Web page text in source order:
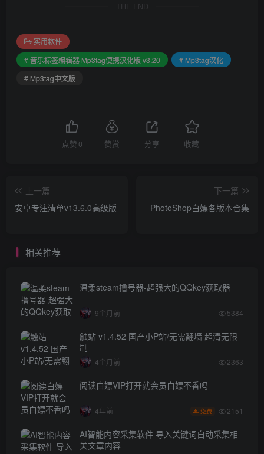
THE END
实用软件
# 音乐标签编辑器 Mp3tag便携汉化版 v3.20
# Mp3tag汉化
# Mp3tag中文版
点赞 0 赞赏 分享 收藏
上一篇
安卓专注清单v13.6.0高级版
下一篇
PhotoShop白嫖各版本合集
相关推荐
温柔steam撸号器-超强大的QQkey获取器
9个月前 5384
触站 v1.4.52 国产小P站/无需翻墙 超清无限
制
4个月前 2363
阅读白嫖VIP打开就会员白嫖不香吗
4年前 免费 2151
AI智能内容采集软件 导入关键词自动采集相
关文章内容